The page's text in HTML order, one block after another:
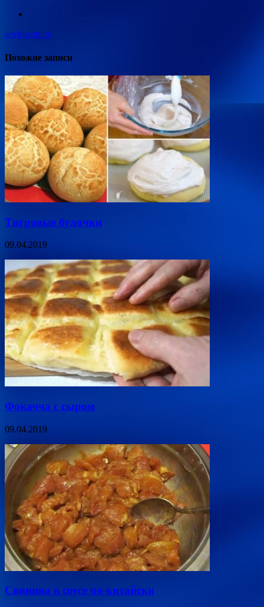
sovkusom.ru
Похожие записи
Тигровые булочки
09.04.2019
Фокачча с сыром
09.04.2019
Свинина в соусе по-китайски